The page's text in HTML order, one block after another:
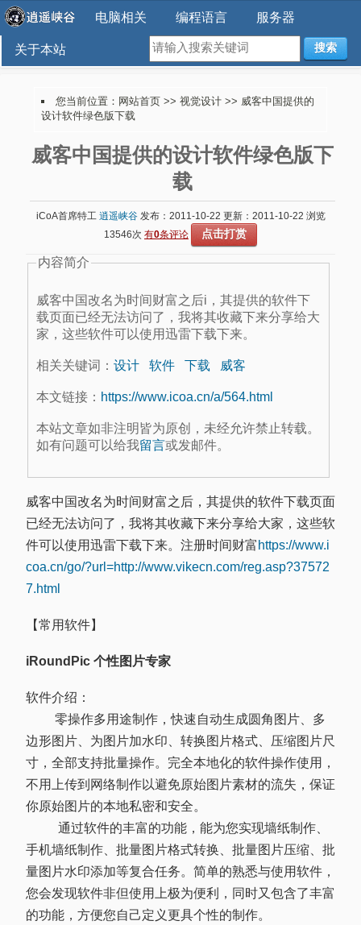
电脑相关 编程语言 服务器
关于本站 搜索
您当前位置： 网站首页 >> 视觉设计 >> 威客中国提供的
设计软件绿色版下载
威客中国提供的设计软件绿色版下
载
iCoA首席特工 逍遥峡谷发布：2011-10-22 更新：2011-10-22 浏览
13546次 有0条评论 点击打赏
内容简介
威客中国改名为时间财富之后i，其提供的软件下
载页面已经无法访问了，我将其收藏下来分享给大
家，这些软件可以使用迅雷下载下来。
相关关键词： 设计 软件 下载 威客
本文链接： https://www.icoa.cn/a/564.html
本站文章如非注明皆为原创，未经允许禁止转载。
如有问题可以给我留言或发邮件。
威客中国改名为时间财富之后，其提供的软件下载页面
已经无法访问了，我将其收藏下来分享给大家，这些软
件可以使用迅雷下载下来。注册时间财富 https://www.i
coa.cn/go/?url=http://www.vikecn.com/reg.asp?37572
7.html
【常用软件】
iRoundPic 个性图片专家
软件介绍：
零操作多用途制作，快速自动生成圆角图片、多
边形图片、为图片加水印、转换图片格式、压缩图片尺
寸，全部支持批量操作。完全本地化的软件操作使用，
不用上传到网络制作以避免原始图片素材的流失，保证
你原始图片的本地私密和安全。
通过软件的丰富的功能，能为您实现墙纸制作、
手机墙纸制作、批量图片格式转换、批量图片压缩、批
量图片水印添加等复合任务。简单的熟悉与使用软件，
您会发现软件非但使用上极为便利，同时又包含了丰富
的功能，方便您自己定义更具个性的制作。